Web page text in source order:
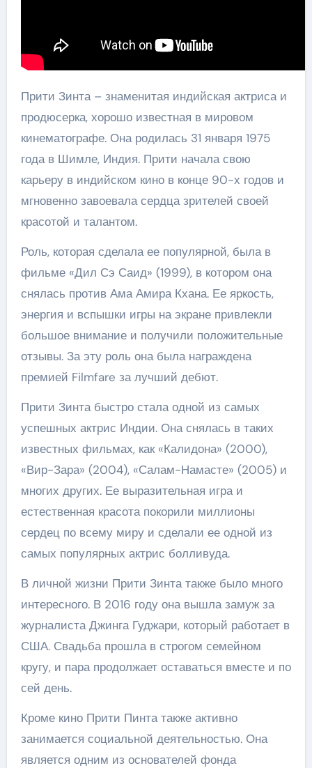
Прити Зинта – знаменитая индийская актриса и
продюсерка, хорошо известная в мировом
кинематографе. Она родилась 31 января 1975
года в Шимле, Индия. Прити начала свою
карьеру в индийском кино в конце 90-х годов и
мгновенно завоевала сердца зрителей своей
красотой и талантом.
Роль, которая сделала ее популярной, была в
фильме «Дил Сэ Саид» (1999), в котором она
снялась против Ама Амира Кхана. Ее яркость,
энергия и вспышки игры на экране привлекли
большое внимание и получили положительные
отзывы. За эту роль она была награждена
премией Filmfare за лучший дебют.
Прити Зинта быстро стала одной из самых
успешных актрис Индии. Она снялась в таких
известных фильмах, как «Калидона» (2000),
«Вир-Зара» (2004), «Салам-Намасте» (2005) и
многих других. Ее выразительная игра и
естественная красота покорили миллионы
сердец по всему миру и сделали ее одной из
самых популярных актрис болливуда.
В личной жизни Прити Зинта также было много
интересного. В 2016 году она вышла замуж за
журналиста Джинга Гуджари, который работает в
США. Свадьба прошла в строгом семейном
кругу, и пара продолжает оставаться вместе и по
сей день.
Кроме кино Прити Пинта также активно
занимается социальной деятельностью. Она
является одним из основателей фонда